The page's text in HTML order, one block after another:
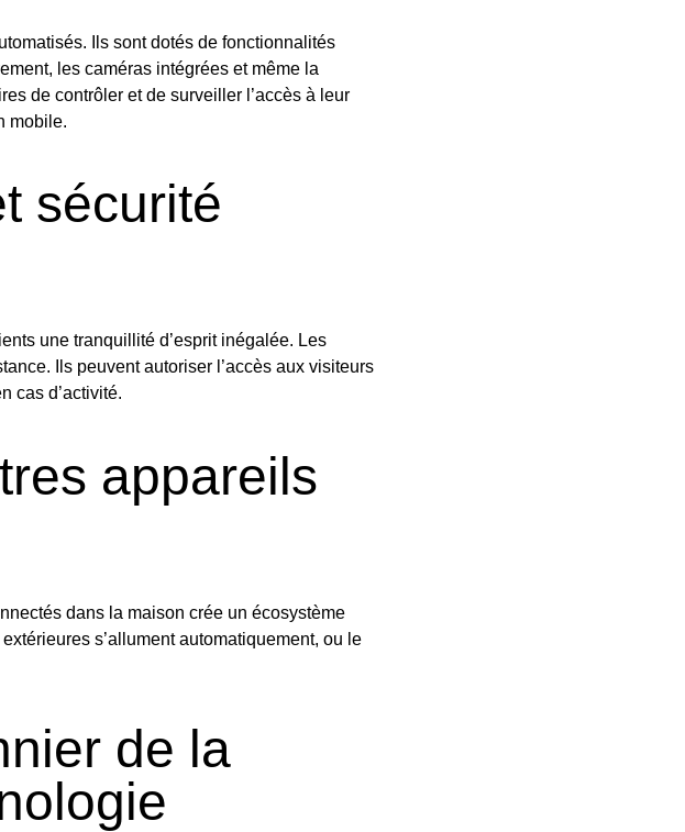
Ils sont dotés de fonctionnalités
les caméras intégrées et même la
de contrôler et de surveiller l’accès à leur
mobile.
sécurité
une tranquillité d’esprit inégalée. Les
Ils peuvent autoriser l’accès aux visiteurs
cas d’activité.
appareils
dans la maison crée un écosystème
s’allument automatiquement, ou le
de la